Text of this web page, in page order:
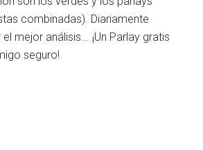
combinadas). Diariamente
mejor análisis... ¡Un Parlay gratis
seguro!